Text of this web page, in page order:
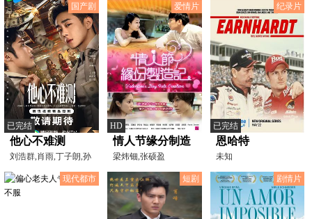
国产剧
已完结
他心不难测
刘浩群,肖雨,丁子朗,孙
千予,祁晨,郭馨钰,金
爱情片
HD
情人节缘分制造
记
梁炜钿,张硕盈
纪录片
已完结
恩哈特
未知
现代都市 短剧 剧情片